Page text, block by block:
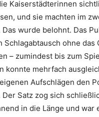
Kaiserstädterinnen
und sie machten im
wurde belohnt. Das
Schlagabtausch ohne das
– zumindest bis zum
konnte mehrfach
Aufschlägen den
Der Satz zog sich
in die Länge und war